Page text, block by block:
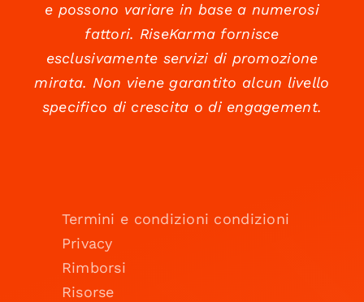
e possono variare in base a numerosi
fattori. RiseKarma fornisce
esclusivamente servizi di promozione
mirata. Non viene garantito alcun livello
specifico di crescita o di engagement.
Termini e condizioni condizioni
Privacy
Rimborsi
Risorse